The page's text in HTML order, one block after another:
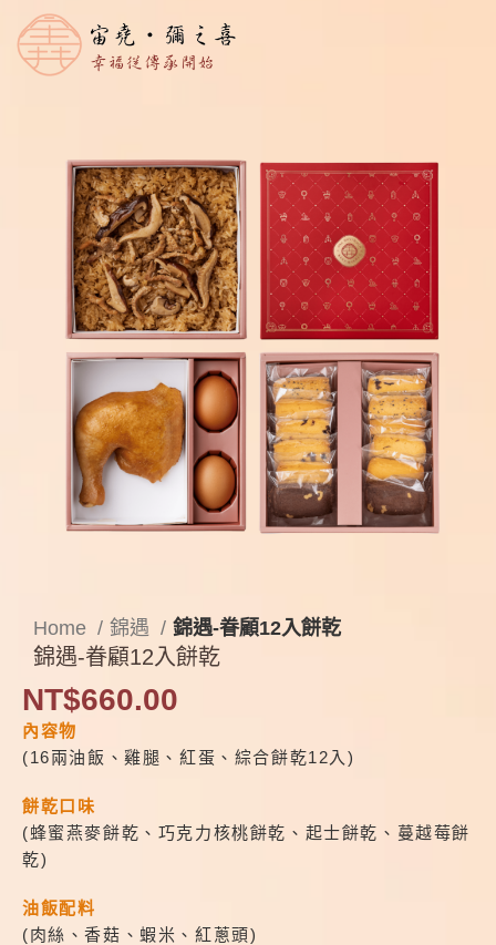
Home 錦遇 錦遇-眷顧12入餅乾
錦遇-眷顧12入餅乾
NT$660.00
內容物
(16兩油飯、雞腿、紅蛋、綜合餅乾12入)
餅乾口味
(蜂蜜燕麥餅乾、巧克力核桃餅乾、起士餅乾、蔓越莓餅
乾)
油飯配料
(肉絲、香菇、蝦米、紅蔥頭)